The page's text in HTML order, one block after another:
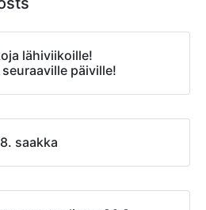
lähiviikoille!
päiville!
saakka